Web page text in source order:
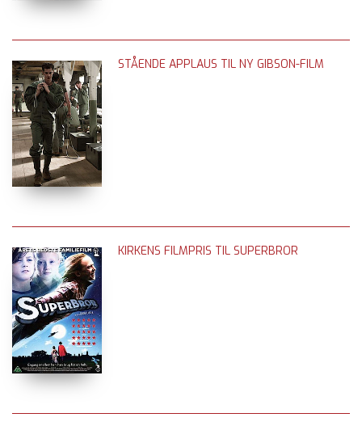
STÅENDE APPLAUS TIL NY GIBSON-FILM
KIRKENS FILMPRIS TIL SUPERBROR